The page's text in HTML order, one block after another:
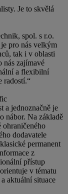
Je to skvělá
spol. s r.o.
pro nás velkým
tak i v oblasti
nás zajímavé
a flexibilní
radostí.“
a jednoznačně je
nábor. Na základě
ohraničeného
dodavatele
permanent
z
přístup
v tématu
aktuální situace